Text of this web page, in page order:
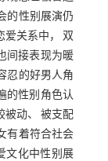
的性别展演仍
爱关系中， 双
间接表现为暖
忍的好男人角
的性别角色认
被动、 被支配
有着符合社会
文化中性别展